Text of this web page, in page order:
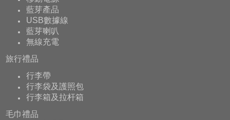
藍芽產品
USB數據線
藍芽喇叭
無線充電
旅行禮品
行李帶
行李袋及護照包
行李箱及拉杆箱
毛巾禮品